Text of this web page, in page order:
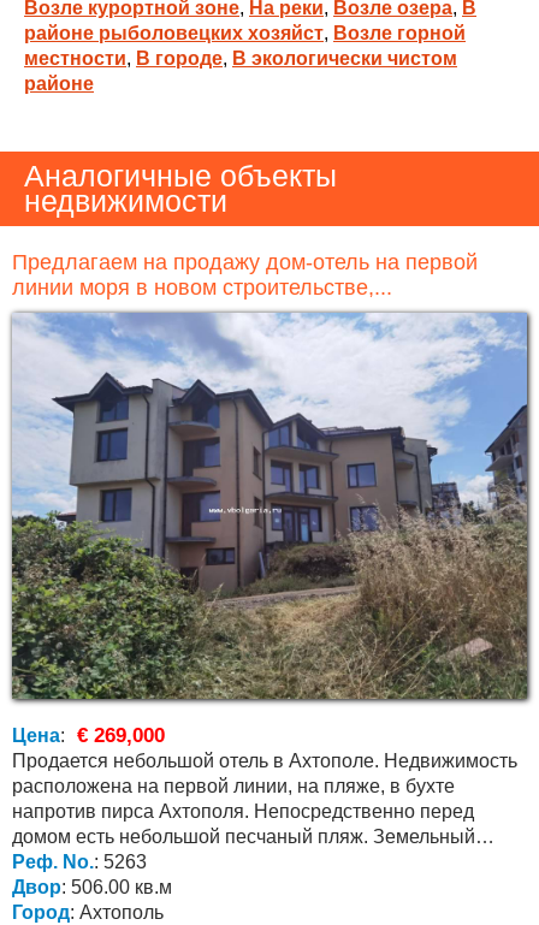
Возле курортной зоне, На реки, Возле озера, В
районе рыболовецких хозяйст, Возле горной
местности, В городе, В экологически чистом
районе
Аналогичные объекты
недвижимости
Предлагаем на продажу дом-отель на первой
линии моря в новом строительстве,...
Цена: € 269,000
Продается небольшой отель в Ахтополе. Недвижимость
расположена на первой линии, на пляже, в бухте
напротив пирса Ахтополя. Непосредственно перед
домом есть небольшой песчаный пляж. Земельный
участок...
Реф. No.: 5263
Двор: 506.00 кв.м
Город: Ахтополь